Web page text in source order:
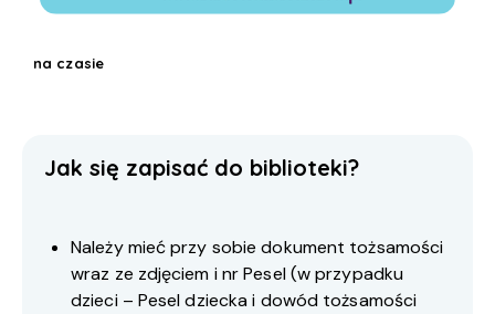
na czasie
Jak się zapisać do biblioteki?
Należy mieć przy sobie dokument tożsamości
wraz ze zdjęciem i nr Pesel (w przypadku
dzieci – Pesel dziecka i dowód tożsamości